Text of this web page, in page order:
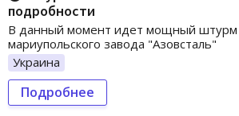
подробности
В данный момент идет мощный штурм
мариупольского завода "Азовсталь"
Украина
Подробнее